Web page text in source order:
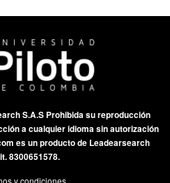
S.A.S Prohibida su reproducción
a cualquier idioma sin autorización
es un producto de Leadearsearch
8300651578.